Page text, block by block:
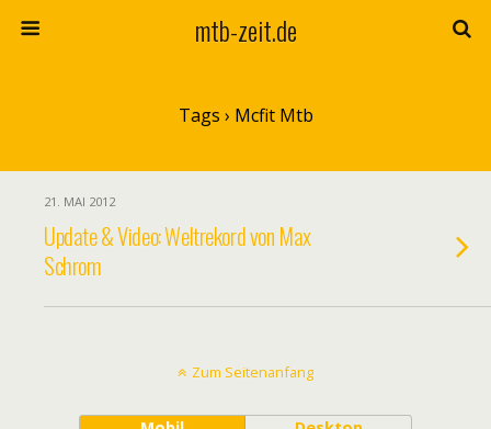
mtb-zeit.de
Tags › Mcfit Mtb
21. MAI 2012
Update & Video: Weltrekord von Max
Schrom
Zum Seitenanfang